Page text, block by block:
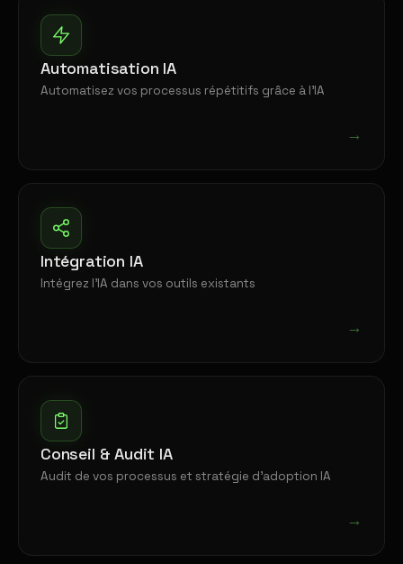
Automatisation IA
Automatisez vos processus répétitifs grâce à l'IA
→
Intégration IA
Intégrez l'IA dans vos outils existants
→
Conseil & Audit IA
Audit de vos processus et stratégie d'adoption IA
→